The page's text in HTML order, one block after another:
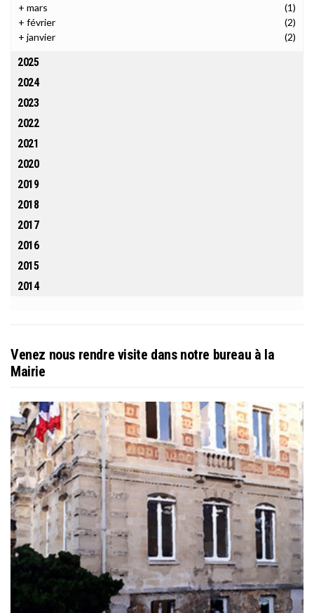
+ mars
(1)
+ février
(2)
+ janvier (2)
2025
2024
2023
2022
2021
2020
2019
2018
2017
2016
2015
2014
Venez nous rendre visite dans notre bureau à la
Mairie